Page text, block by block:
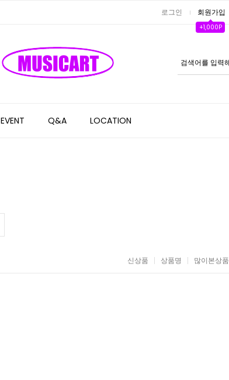
로그인 회원가입
+1,000P
EVENT Q&A LOCATION
신상품 상품명 많이본상품